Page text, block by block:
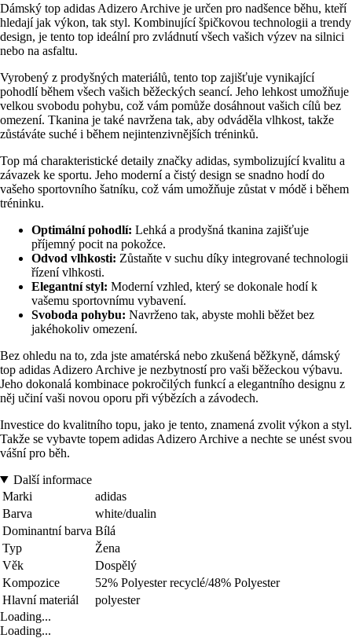
Dámský top adidas Adizero Archive je určen pro nadšence běhu, kteří
hledají jak výkon, tak styl. Kombinující špičkovou technologii a trendy
design, je tento top ideální pro zvládnutí všech vašich výzev na silnici
nebo na asfaltu.
Vyrobený z prodyšných materiálů, tento top zajišťuje vynikající
pohodlí během všech vašich běžeckých seancí. Jeho lehkost umožňuje
velkou svobodu pohybu, což vám pomůže dosáhnout vašich cílů bez
omezení. Tkanina je také navržena tak, aby odváděla vlhkost, takže
zůstáváte suché i během nejintenzivnějších tréninků.
Top má charakteristické detaily značky adidas, symbolizující kvalitu a
závazek ke sportu. Jeho moderní a čistý design se snadno hodí do
vašeho sportovního šatníku, což vám umožňuje zůstat v módě i během
tréninku.
Optimální pohodlí: Lehká a prodyšná tkanina zajišťuje
příjemný pocit na pokožce.
Odvod vlhkosti: Zůstaňte v suchu díky integrované technologii
řízení vlhkosti.
Elegantní styl: Moderní vzhled, který se dokonale hodí k
vašemu sportovnímu vybavení.
Svoboda pohybu: Navrženo tak, abyste mohli běžet bez
jakéhokoliv omezení.
Bez ohledu na to, zda jste amatérská nebo zkušená běžkyně, dámský
top adidas Adizero Archive je nezbytností pro vaši běžeckou výbavu.
Jeho dokonalá kombinace pokročilých funkcí a elegantního designu z
něj učiní vaši novou oporu při výbězích a závodech.
Investice do kvalitního topu, jako je tento, znamená zvolit výkon a styl.
Takže se vybavte topem adidas Adizero Archive a nechte se unést svou
vášní pro běh.
Další informace
Marki
adidas
Barva
white/dualin
Dominantní barva Bílá
Typ
Žena
Věk
Dospělý
Kompozice
52% Polyester recyclé/48% Polyester
Hlavní materiál
polyester
Loading...
Loading...